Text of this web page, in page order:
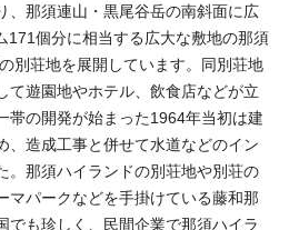
、那須連山・黒尾谷岳の南斜面に広
171個分に相当する広大な敷地の那須
別荘地を展開しています。同別荘地
て遊園地やホテル、飲食店などが立
帯の開発が始まった1964年当初は建
、造成工事と併せて水道などのイン
。那須ハイランドの別荘地や別荘の
マパークなどを手掛けている藤和那
でも珍しく、民間企業で那須ハイラ